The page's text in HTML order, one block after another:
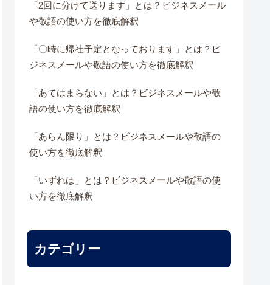
「2回に分けて送ります」とは？ビジネスメール
や敬語の使い方を徹底解釈
「〇時に帰社予定となっております」とは？ビ
ジネスメールや敬語の使い方を徹底解釈
「あてはまらない」とは？ビジネスメールや敬
語の使い方を徹底解釈
「あらん限り」とは？ビジネスメールや敬語の
使い方を徹底解釈
「いずれは」とは？ビジネスメールや敬語の使
い方を徹底解釈
カテゴリー